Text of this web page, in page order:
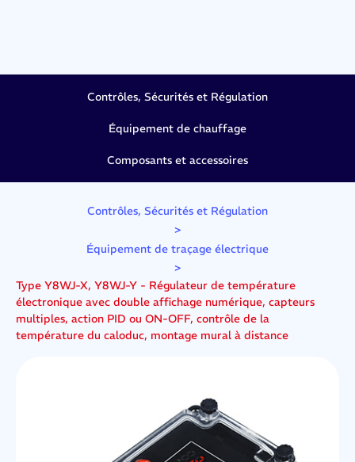
Contrôles, Sécurités et Régulation
Équipement de chauffage
Composants et accessoires
Contrôles, Sécurités et Régulation
>
Équipement de traçage électrique
>
Type Y8WJ-X, Y8WJ-Y - Régulateur de température
électronique avec double affichage numérique, capteurs
multiples, action PID ou ON-OFF, contrôle de la
température du caloduc, montage mural à distance